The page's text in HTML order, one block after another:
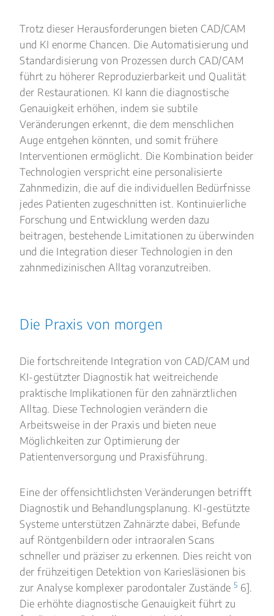
Trotz dieser Herausforderungen bieten CAD/CAM
und KI enorme Chancen. Die Automatisierung und
Standardisierung von Prozessen durch CAD/CAM
führt zu höherer Reproduzierbarkeit und Qualität
der Restaurationen. KI kann die diagnostische
Genauigkeit erhöhen, indem sie subtile
Veränderungen erkennt, die dem menschlichen
Auge entgehen könnten, und somit frühere
Interventionen ermöglicht. Die Kombination beider
Technologien verspricht eine personalisierte
Zahnmedizin, die auf die individuellen Bedürfnisse
jedes Patienten zugeschnitten ist. Kontinuierliche
Forschung und Entwicklung werden dazu
beitragen, bestehende Limitationen zu überwinden
und die Integration dieser Technologien in den
zahnmedizinischen Alltag voranzutreiben.
Die Praxis von morgen
Die fortschreitende Integration von CAD/CAM und
KI-gestützter Diagnostik hat weitreichende
praktische Implikationen für den zahnärztlichen
Alltag. Diese Technologien verändern die
Arbeitsweise in der Praxis und bieten neue
Möglichkeiten zur Optimierung der
Patientenversorgung und Praxisführung.
Eine der offensichtlichsten Veränderungen betrifft
Diagnostik und Behandlungsplanung. KI-gestützte
Systeme unterstützen Zahnärzte dabei, Befunde
auf Röntgenbildern oder intraoralen Scans
schneller und präziser zu erkennen. Dies reicht von
der frühzeitigen Detektion von Kariesläsionen bis
zur Analyse komplexer parodontaler Zustände 5 6].
Die erhöhte diagnostische Genauigkeit führt zu